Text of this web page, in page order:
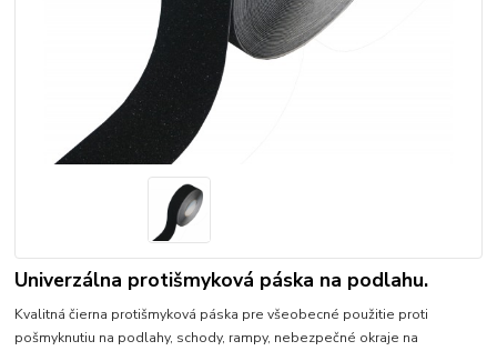
Univerzálna protišmyková páska na podlahu.
Kvalitná čierna protišmyková páska pre všeobecné použitie proti
pošmyknutiu na podlahy, schody, rampy, nebezpečné okraje na